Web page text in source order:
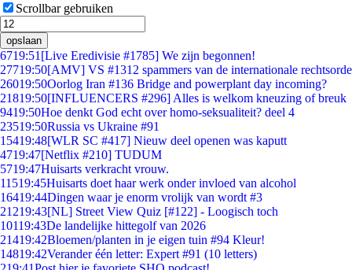
Scrollbar gebruiken
opslaan
6719:51 [Live Eredivisie #1785] We zijn begonnen!
27719:50[AMV] VS #1312 spammers van de internationale rechtsorde
26019:50Oorlog Iran #136 Bridge and powerplant day incoming?
21819:50[INFLUENCERS #296] Alles is welkom kneuzing of breuk
9419:50Hoe denkt God echt over homo-seksualiteit? deel 4
23519:50Russia vs Ukraine #91
15419:48[WLR SC #417] Nieuw deel openen was kaputt
4719:47[Netflix #210] TUDUM
5719:47Huisarts verkracht vrouw.
11519:45Huisarts doet haar werk onder invloed van alcohol
16419:44Dingen waar je enorm vrolijk van wordt #3
21219:43[NL] Street View Quiz [#122] - Loogisch toch
10119:43De landelijke hittegolf van 2026
21419:42Bloemen/planten in je eigen tuin #94 Kleur!
14819:42Verander één letter: Expert #91 (10 letters)